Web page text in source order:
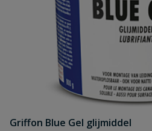
Griffon Blue Gel glijmiddel